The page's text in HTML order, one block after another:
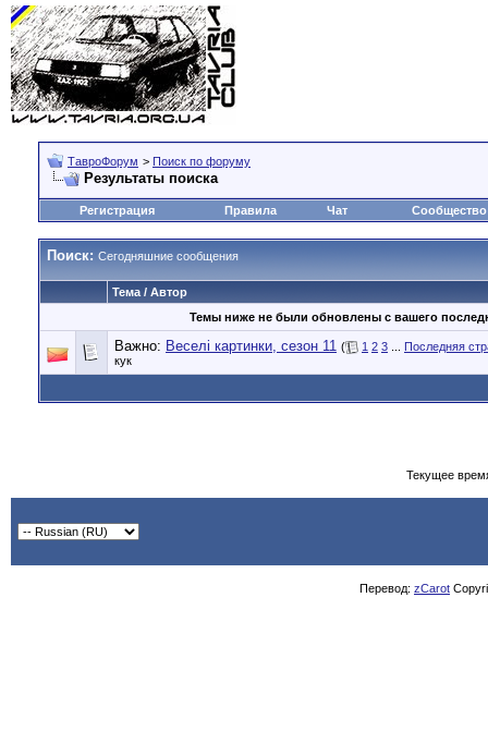
ТавроФорум > Поиск по форуму
Результаты поиска
Регистрация Правила Чат Сообщество
Поиск: Сегодняшние сообщения
Тема / Автор
Темы ниже не были обновлены с вашего
Важно: Веселі картинки, сезон 11 ( 1 2 3
Последняя
кук
Текущее
Перевод: zCarot